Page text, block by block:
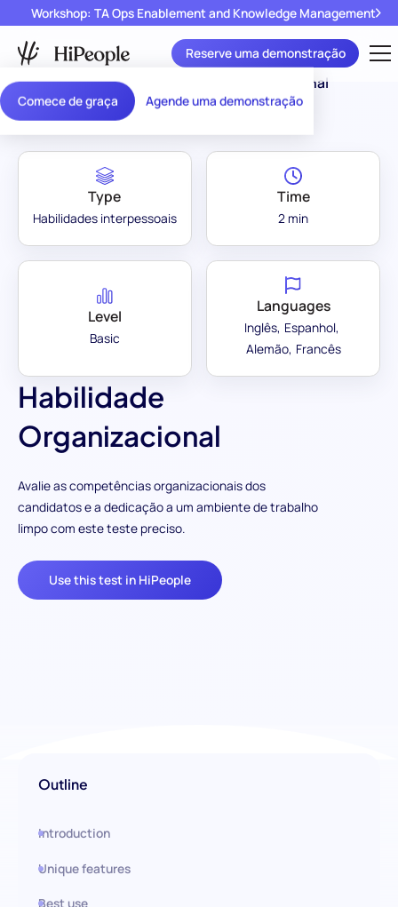
Comece de graça Agende uma demonstração
Workshop: TA Ops Enablement and Knowledge Management
Reserve uma demonstração
Assessment Library Habilidade Organizacional
Habilidade
Organizacional
Avalie as competências organizacionais dos
candidatos e a dedicação a um ambiente de trabalho
limpo com este teste preciso.
Use this test in HiPeople
Type
Habilidades interpessoais
Time
2 min
Level
Basic
Languages
Inglês Espanhol
Alemão Francês
Outline
Introduction
Unique features
Best use